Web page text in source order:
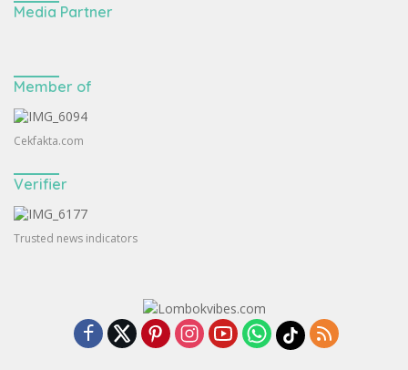
Media Partner
Member of
Cekfakta.com
Verifier
Trusted news indicators